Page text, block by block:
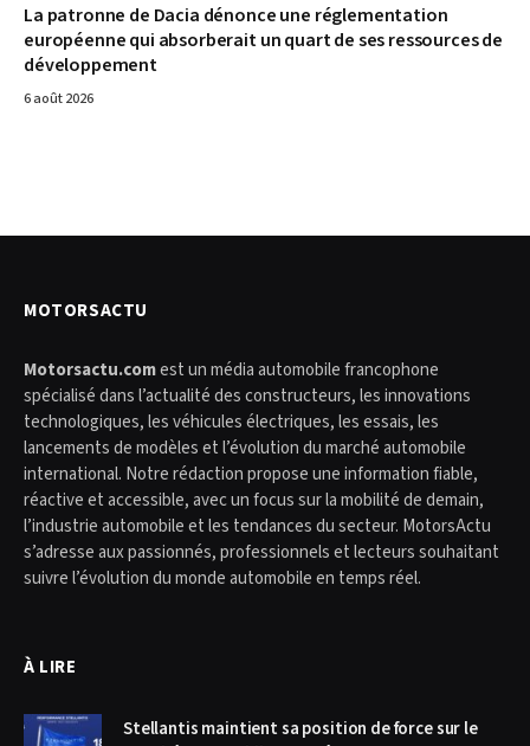
La patronne de Dacia dénonce une réglementation
européenne qui absorberait un quart de ses ressources de
développement
6 août 2026
MOTORSACTU
Motorsactu.comest un média automobile francophone
spécialisé dans l’actualité des constructeurs, les innovations
technologiques, les véhicules électriques, les essais, les
lancements de modèles et l’évolution du marché automobile
international. Notre rédaction propose une information fiable,
réactive et accessible, avec un focus sur la mobilité de demain,
l’industrie automobile et les tendances du secteur. MotorsActu
s’adresse aux passionnés, professionnels et lecteurs souhaitant
suivre l’évolution du monde automobile en temps réel.
À LIRE
Stellantis maintient sa position de force sur le